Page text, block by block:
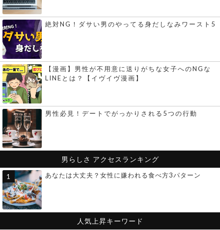
絶対NG！ダサい男のやってる身だしなみワースト5
【漫画】男性が不用意に送りがちな女子へのNGな
LINEとは？【イヴイヴ漫画】
男性必見！デートでがっかりされる5つの行動
男らしさ アクセスランキング
あなたは大丈夫？女性に嫌われる食べ方3パターン
人気上昇キーワード